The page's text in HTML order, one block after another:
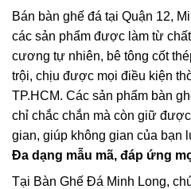
Bán bàn ghế đá tại Quận 12,
các sản phẩm được làm từ
cương tự nhiên, bê tông cốt
trội, chịu được mọi điều kiện
TP.HCM. Các sản phẩm bàn
chỉ chắc chắn mà còn giữ
gian, giúp không gian của bạn
Đa dạng mẫu mã, đáp ứng
Tại Bàn Ghế Đá Minh Long,